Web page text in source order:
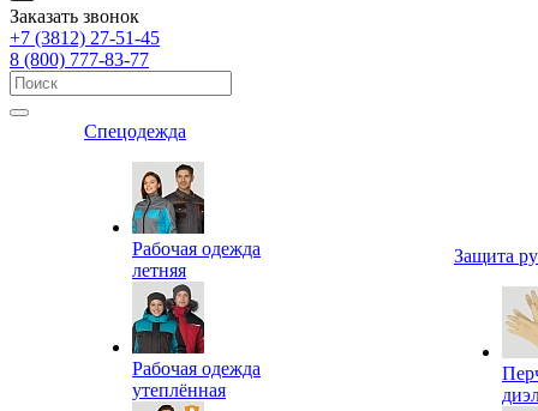
Заказать звонок
+7 (3812) 27-51-45
8 (800) 777-83-77
Спецодежда
Рабочая одежда
летняя
Рабочая одежда
утеплённая
Защита